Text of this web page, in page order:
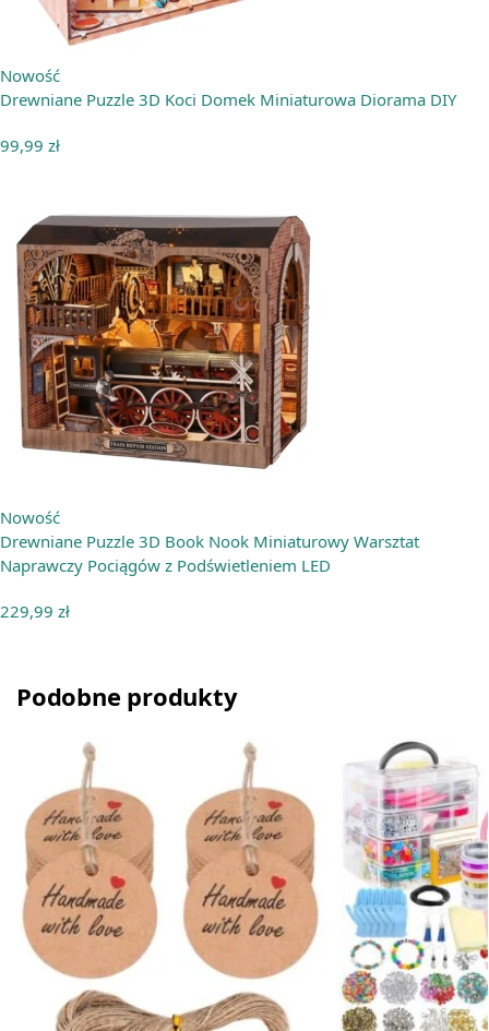
Nowość
Drewniane Puzzle 3D Koci Domek Miniaturowa Diorama DIY
99,99 zł
Nowość
Drewniane Puzzle 3D Book Nook Miniaturowy Warsztat
Naprawczy Pociągów z Podświetleniem LED
229,99 zł
Podobne produkty